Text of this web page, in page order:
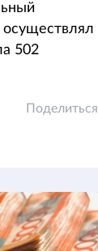
502
Поделиться